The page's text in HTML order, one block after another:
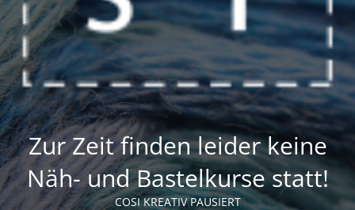
Zur Zeit finden leider keine
Näh- und Bastelkurse statt!
COSI KREATIV PAUSIERT